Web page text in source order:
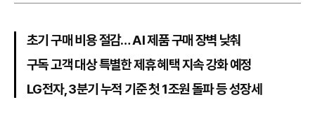
초기 구매 비용 절감… AI 제품 구매 장벽 낮춰
구독 고객 대상 특별한 제휴 혜택 지속 강화 예정
LG전자, 3분기 누적 기준 첫 1조원 돌파 등 성장세